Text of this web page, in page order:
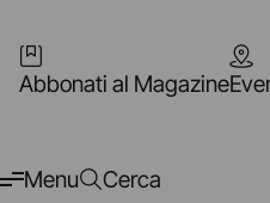
Abbonati al Magazine
Menu Cerca